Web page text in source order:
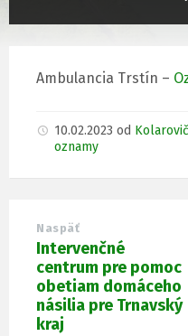
Ambulancia Trstín –
10.02.2023 od
oznamy
Naspäť
Intervenčné
centrum pre pomoc
obetiam domáceho
násilia pre Trnavský
kraj